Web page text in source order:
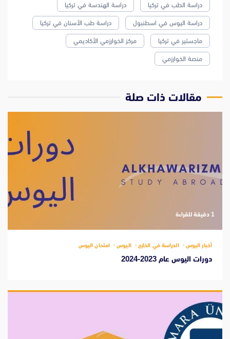
دراسة الطب في تركيا دراسة الهندسة في تركيا
دراسة اليوس في اسطنبول دراسة طب الأسنان في تركيا
ماجستير في تركيا مركز الخوارزمي الأكاديمي
منصة الخوارزمي
مقالات ذات صلة
‫1 دقيقة للقراءة
أخبار اليوس الدراسة في الخارج اليوس امتحان اليوس
دورات اليوس عام 2023-2024